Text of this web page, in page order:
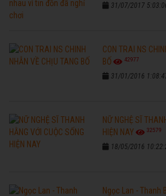
31/07/2017
CON TRAI NS
BỐ
42977
31/01/2016
NỮ NGHỆ SĨ
HIỆN NAY
32579
18/05/2016
Ngọc Lan - Thanh